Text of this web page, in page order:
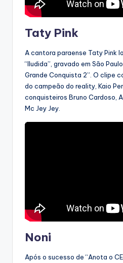
Taty Pink
A cantora paraense Taty Pink
“Iludida”, gravado em São
Grande Conquista 2”. O clipe
do campeão do reality, Kaio
conquisteiros Bruno Cardoso,
Mc Jey Jey.
Noni
Após o sucesso de “Anota o